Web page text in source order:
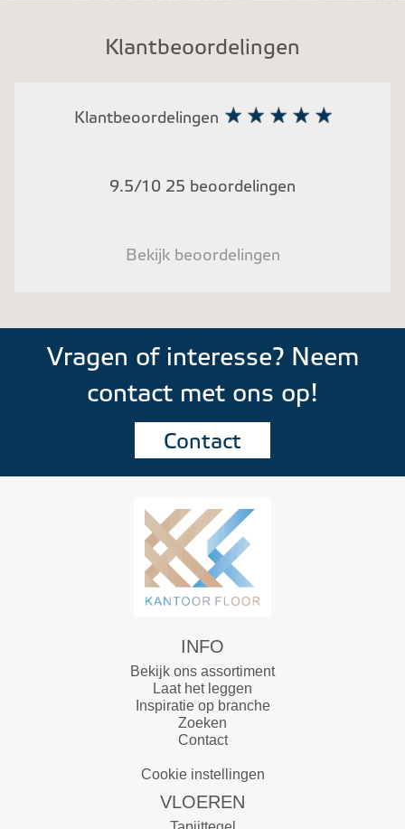
Klantbeoordelingen
Klantbeoordelingen
9.5/10 25 beoordelingen
Bekijk beoordelingen
Vragen of interesse? Neem
contact met ons op!
Contact
INFO
Bekijk ons assortiment
Laat het leggen
Inspiratie op branche
Zoeken
Contact
Cookie instellingen
VLOEREN